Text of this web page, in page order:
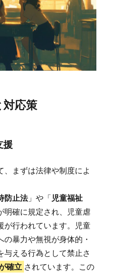
応策
援
、まずは法律や制度によ
防止法」や「児童福祉
明確に規定され、児童虐
が行われています。児童
暴力や無視が身体的・
与える行為として禁止さ
確立 されています。この